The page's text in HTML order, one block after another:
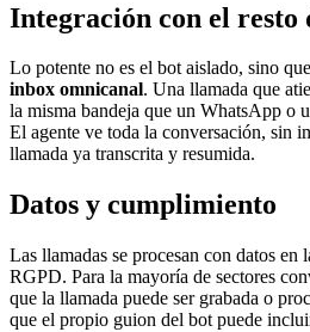
Integración con el resto
Lo potente no es el bot aislado, sino
inbox omnicanal. Una llamada que
la misma bandeja que un WhatsApp o
El agente ve toda la conversación, sin
llamada ya transcrita y resumida.
Datos y cumplimiento
Las llamadas se procesan con datos en
RGPD. Para la mayoría de sectores
que la llamada puede ser grabada o
que el propio guion del bot puede